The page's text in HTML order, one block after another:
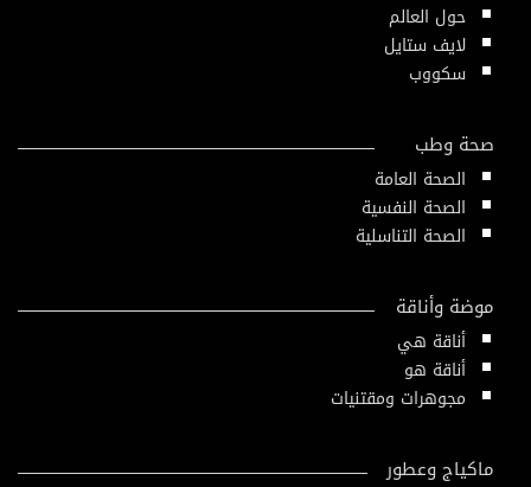
حول العالم
لايف ستايل
سكووب
صحة وطب
الصحة العامة
الصحة النفسية
الصحة التناسلية
موضة وأناقة
أناقة هي
أناقة هو
مجوهرات ومقتنيات
ماكياج وعطور